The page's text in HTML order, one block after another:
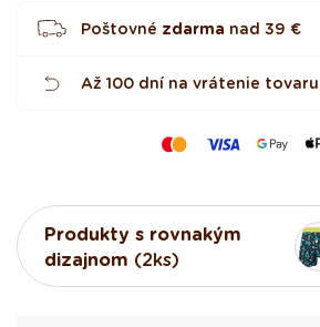
Poštovné zdarma nad 39 €
Až 100 dní na vrátenie tovaru
Produkty s rovnakým
dizajnom (2ks)